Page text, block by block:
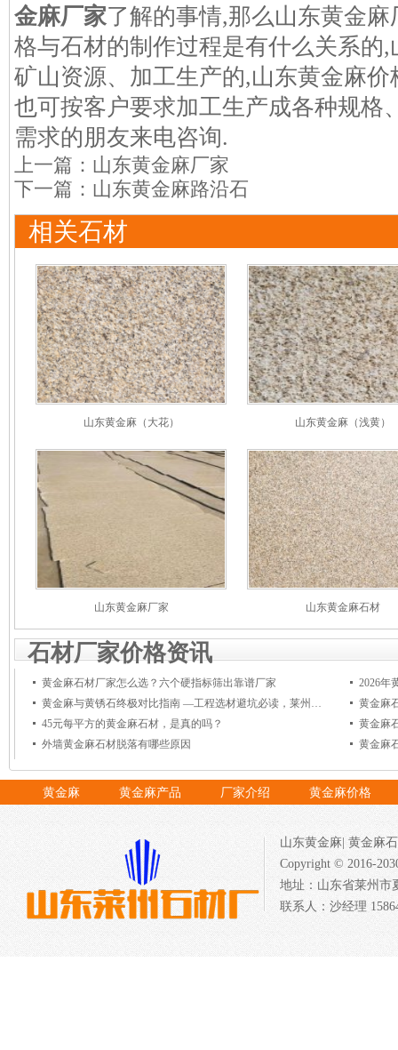
金麻厂家了解的事情,那么山东黄金
格与石材的制作过程是有什么关系的
矿山资源、加工生产的,山东黄金麻
也可按客户要求加工生产成各种规格
需求的朋友来电咨询.
上一篇： 山东黄金麻厂家
下一篇： 山东黄金麻路沿石
相关石材
山东黄金麻（大花） 山东黄金麻（浅黄）
山东黄金麻厂家 山东黄金麻石材
石材厂家价格资讯
黄金麻石材厂家怎么选？六个硬指标筛出靠谱厂家
黄金麻与黄锈石终极对比指南 —工程选材避坑必读，莱州石材厂
黄金麻
45元每平方的黄金麻石材，是真的吗？
黄金麻
外墙黄金麻石材脱落有哪些原因
黄金麻
黄金麻 黄金麻产品 厂家介绍 黄金麻价格
山东黄金麻 |黄金麻
Copyright © 2016-
地址：山东省莱州市
联系人：沙经理